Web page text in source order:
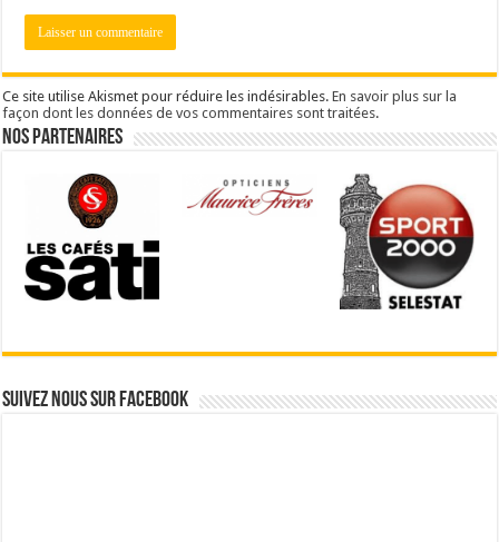
Ce site utilise Akismet pour réduire les indésirables.En savoir plus sur la
façon dont les données de vos commentaires sont traitées.
Nos partenaires
Suivez nous sur Facebook